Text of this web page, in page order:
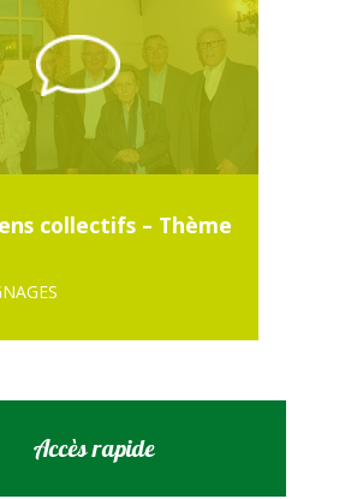
collectifs – Thème
Accès rapide